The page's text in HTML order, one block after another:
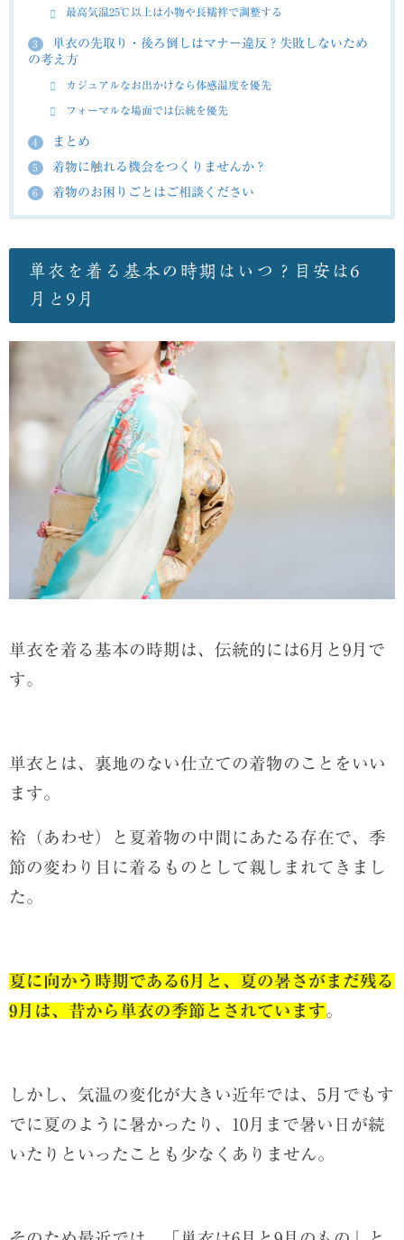
最高気温25℃以上は小物や長襦袢で調整する
3
単衣の先取り・後ろ倒しはマナー違反？失敗しないため
の考え方
カジュアルなお出かけなら体感温度を優先
フォーマルな場面では伝統を優先
4 まとめ
5 着物に触れる機会をつくりませんか？
6 着物のお困りごとはご相談ください
単衣を着る基本の時期はいつ？目安は6
月と9月
単衣を着る基本の時期は、伝統的には6月と9月で
す。
単衣とは、裏地のない仕立ての着物のことをいい
ます。
袷（あわせ）と夏着物の中間にあたる存在で、季
節の変わり目に着るものとして親しまれてきまし
た。
夏に向かう時期である6月と、夏の暑さがまだ残る
9月は、昔から単衣の季節とされています。
しかし、気温の変化が大きい近年では、5月でもす
でに夏のように暑かったり、10月まで暑い日が続
いたりといったことも少なくありません。